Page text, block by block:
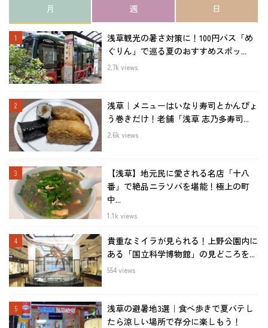
月 週 日
浅草観光の暑さ対策に！100円バス「め
ぐりん」で巡る夏のおすすめスポッ...
2.7k views
浅草｜メニューはいなり寿司とかんぴょ
う巻きだけ！老舗「浅草 志乃多寿司...
2.6k views
【浅草】地元民に愛される名店「十八
番」で絶品ニラソバを堪能！極上の町
中...
1.1k views
貴重なミイラが見られる！上野公園内に
ある「国立科学博物館」の見どころを...
554 views
浅草の避暑地3選｜食べ歩きで夏バテし
たら涼しい場所で存分に楽しもう！